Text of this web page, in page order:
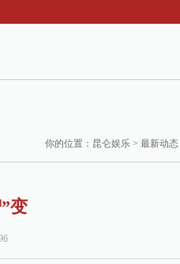
务全面“智”变
你的位置： 昆仑娱乐 > 最新动态
变